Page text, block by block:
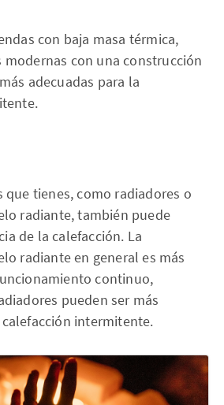
con baja masa térmica,
modernas con una construcción
adecuadas para la
que tienes, como radiadores o
radiante, también puede
de la calefacción. La
radiante en general es más
continuo,
pueden ser más
intermitente.